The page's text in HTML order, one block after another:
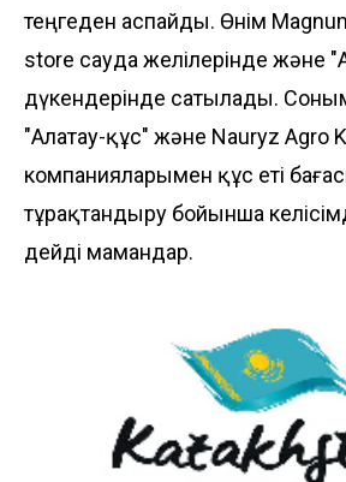
теңгеден аспайды. Өнім
store сауда желілерінде және
дүкендерінде сатылады.
"Алатау-құс" және Nauryz Agro
компанияларымен құс еті
тұрақтандыру бойынша
дейді мамандар.